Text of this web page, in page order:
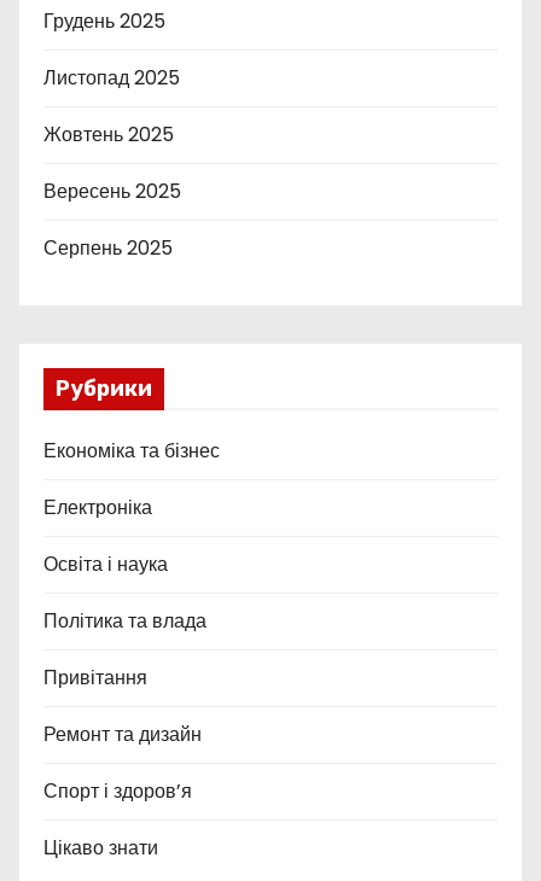
Грудень 2025
Листопад 2025
Жовтень 2025
Вересень 2025
Серпень 2025
Рубрики
Економіка та бізнес
Електроніка
Освіта і наука
Політика та влада
Привітання
Ремонт та дизайн
Спорт і здоров’я
Цікаво знати